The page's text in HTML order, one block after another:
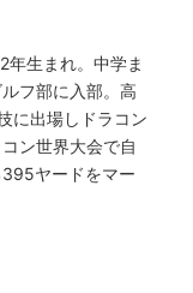
年生まれ。中学ま
フ部に入部。高
に出場しドラコン
ン世界大会で自
ヤードをマー